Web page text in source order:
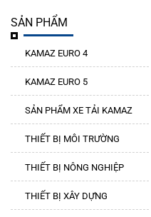
SẢN PHẨM
KAMAZ EURO 4
KAMAZ EURO 5
SẢN PHẨM XE TẢI KAMAZ
THIẾT BỊ MÔI TRƯỜNG
THIẾT BỊ NÔNG NGHIỆP
THIẾT BỊ XÂY DỰNG